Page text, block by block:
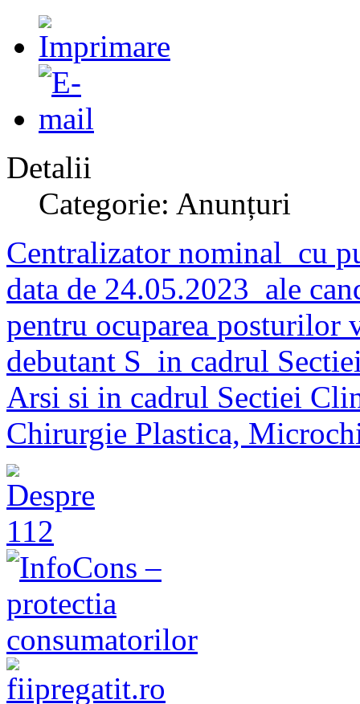
Detalii
Categorie: Anunțuri
Centralizator nominal cu
data de 24.05.2023 ale
pentru ocuparea posturilor
debutant S in cadrul
Arsi si in cadrul Sectiei
Chirurgie Plastica,